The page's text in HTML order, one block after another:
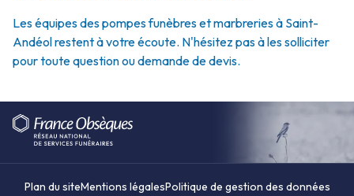
Les équipes des pompes funèbres et marbreries à Saint-
Andéol restent à votre écoute. N'hésitez pas à les solliciter
pour toute question ou demande de devis.
Plan du siteMentions légalesPolitique de gestion des données